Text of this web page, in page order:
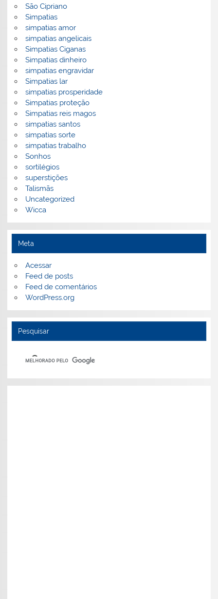
São Cipriano
Simpatias
simpatias amor
simpatias angelicais
Simpatias Ciganas
Simpatias dinheiro
simpatias engravidar
Simpatias lar
simpatias prosperidade
Simpatias proteção
Simpatias reis magos
simpatias santos
simpatias sorte
simpatias trabalho
Sonhos
sortilégios
superstições
Talismãs
Uncategorized
Wicca
Meta
Acessar
Feed de posts
Feed de comentários
WordPress.org
Pesquisar